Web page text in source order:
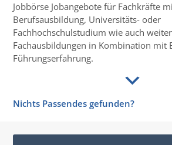
Jobbörse Jobangebote für Fachkräfte
Berufsausbildung, Universitäts- oder
Fachhochschulstudium wie auch
Fachausbildungen in Kombination mit
Führungserfahrung.
Nichts Passendes gefunden?